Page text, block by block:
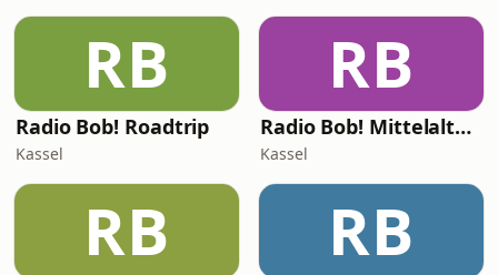
RB
Radio Bob! Roadtrip
Kassel
RB
Radio Bob! Mittelalter Rock
Kassel
RB RB